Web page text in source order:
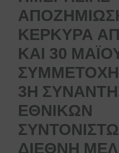
ΚΕΡΚΥΡΑ
ΚΑΙ 30
3Η
ΕΘΝΙΚΩΝ
ΔΙΕΘΝΗ